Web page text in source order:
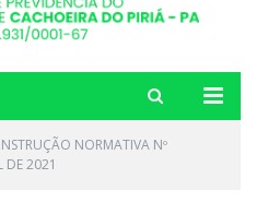
INSTRUÇÃO NORMATIVA Nº
DE 2021